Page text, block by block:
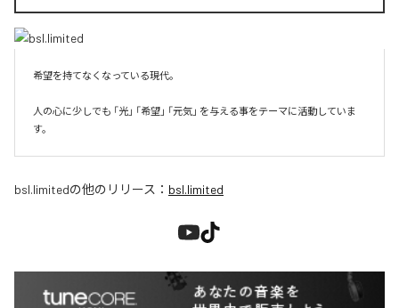
希望を持てなくなっている現代。
人の心に少しでも 「光」 「希望」 「元気」 を与える事をテーマに活動していま
す。
bsl.limitedの他のリリース： bsl.limited